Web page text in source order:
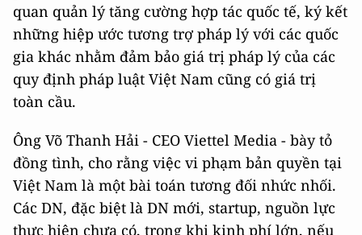
quan quản lý tăng cường hợp tác quốc tế, ký kết
những hiệp ước tương trợ pháp lý với các quốc
gia khác nhằm đảm bảo giá trị pháp lý của các
quy định pháp luật Việt Nam cũng có giá trị
toàn cầu.
Ông Võ Thanh Hải - CEO Viettel Media - bày tỏ
đồng tình, cho rằng việc vi phạm bản quyền tại
Việt Nam là một bài toán tương đối nhức nhối.
Các DN, đặc biệt là DN mới, startup, nguồn lực
thực hiện chưa có, trong khi kinh phí lớn, nếu